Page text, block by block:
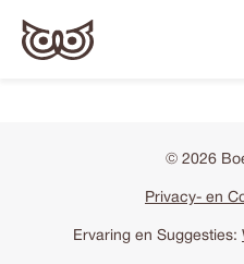
© 2026
Privacy- en
Ervaring en Suggesties: